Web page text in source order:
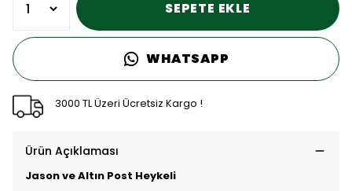
SEPETE EKLE
WHATSAPP
3000 TL Üzeri Ücretsiz Kargo !
Ürün Açıklaması
Jason ve Altın Post Heykeli